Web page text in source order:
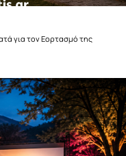
για τον Εορτασμό της